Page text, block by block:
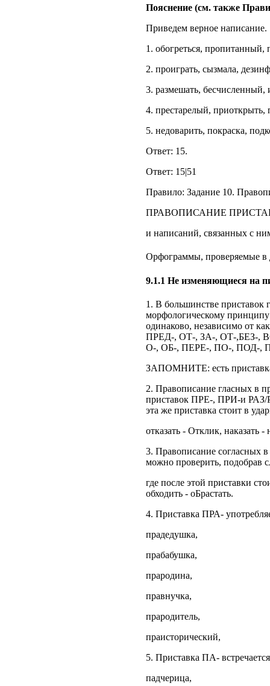
Пояснение (см. также
Приведем верное написание.
1. обогреться, пропитанный,
2. проиграть, сызмала,
3. размешать, бесчисленный,
4. престарелый, приоткрыть,
5. недоварить, покраска,
Ответ: 15.
Ответ: 15|51
Правило: Задание 10.
ПРАВОПИСАНИЕ
и написаний, связанных с
Орфограммы, проверяемые в
9.1.1 Не изменяющиеся на
1. В большинстве приставок
морфологическому
одинаково, независимо от
ПРЕД-, ОТ-, ЗА-, ОТ-,БЕЗ-,
О-, ОБ-, ПЕРЕ-, ПО-, ПОД-,
ЗАПОМНИТЕ: есть приставка
2. Правописание гласных в
приставок ПРЕ-, ПРИ-и РАЗ/
эта же приставка стоит в
отказать - Отклик, наказать -
3. Правописание согласных
можно проверить, подобрав
где после этой приставки
обходить - оБрастать.
4. Приставка ПРА-
прадедушка,
прабабушка,
прародина,
правнучка,
прародитель,
праисторический,
5. Приставка ПА-
падчерица,